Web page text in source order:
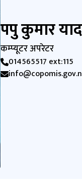
पपु कुमार
कम्प्यूटर अपरेटर
014565517 ext:115